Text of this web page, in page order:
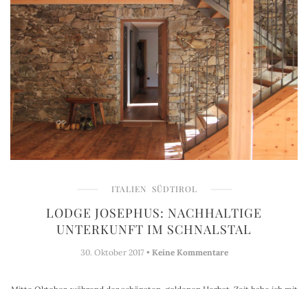
ITALIEN SÜDTIROL
LODGE JOSEPHUS: NACHHALTIGE
UNTERKUNFT IM SCHNALSTAL
30. Oktober 2017 • Keine Kommentare